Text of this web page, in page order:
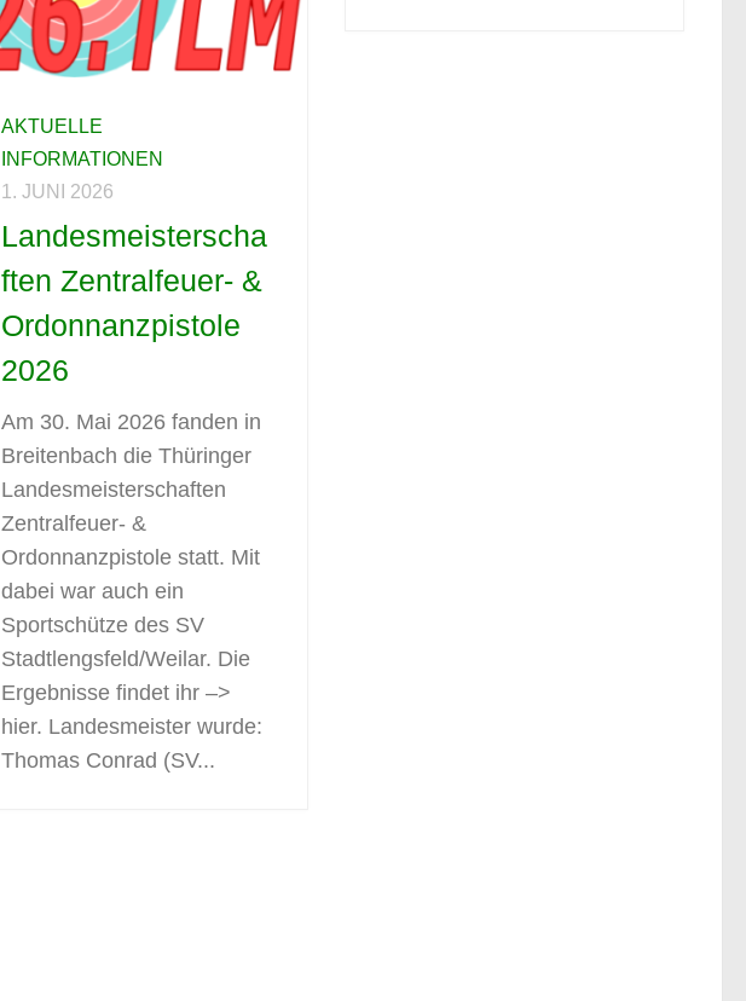
AKTUELLE
INFORMATIONEN
1. JUNI 2026
Landesmeisterscha
ften Zentralfeuer- &
Ordonnanzpistole
2026
Am 30. Mai 2026 fanden in
Breitenbach die Thüringer
Landesmeisterschaften
Zentralfeuer- &
Ordonnanzpistole statt. Mit
dabei war auch ein
Sportschütze des SV
Stadtlengsfeld/Weilar. Die
Ergebnisse findet ihr –>
hier. Landesmeister wurde:
Thomas Conrad (SV...